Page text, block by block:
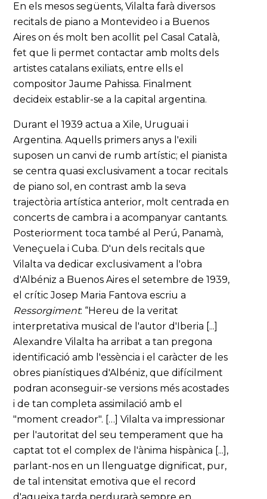
En els mesos següents, Vilalta farà diversos
recitals de piano a Montevideo i a Buenos
Aires on és molt ben acollit pel Casal Català,
fet que li permet contactar amb molts dels
artistes catalans exiliats, entre ells el
compositor Jaume Pahissa. Finalment
decideix establir-se a la capital argentina.
Durant el 1939 actua a Xile, Uruguai i
Argentina. Aquells primers anys a l'exili
suposen un canvi de rumb artístic; el pianista
se centra quasi exclusivament a tocar recitals
de piano sol, en contrast amb la seva
trajectòria artística anterior, molt centrada en
concerts de cambra i a acompanyar cantants.
Posteriorment toca també al Perú, Panamà,
Veneçuela i Cuba. D'un dels recitals que
Vilalta va dedicar exclusivament a l'obra
d'Albéniz a Buenos Aires el setembre de 1939,
el crític Josep Maria Fantova escriu a
Ressorgiment: “Hereu de la veritat
interpretativa musical de l'autor d'Iberia [...]
Alexandre Vilalta ha arribat a tan pregona
identificació amb l'essència i el caràcter de les
obres pianístiques d'Albéniz, que difícilment
podran aconseguir-se versions més acostades
i de tan completa assimilació amb el
"moment creador". […] Vilalta va impressionar
per l'autoritat del seu temperament que ha
captat tot el complex de l'ànima hispànica [...],
parlant-nos en un llenguatge dignificat, pur,
de tal intensitat emotiva que el record